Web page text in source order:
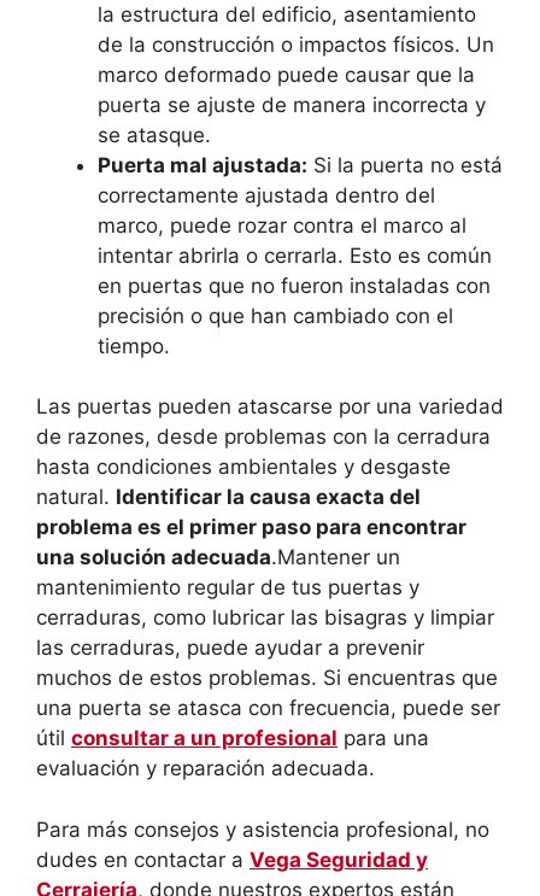
la estructura del edificio, asentamiento
de la construcción o impactos físicos. Un
marco deformado puede causar que la
puerta se ajuste de manera incorrecta y
se atasque.
Puerta mal ajustada: Si la puerta no está
correctamente ajustada dentro del
marco, puede rozar contra el marco al
intentar abrirla o cerrarla. Esto es común
en puertas que no fueron instaladas con
precisión o que han cambiado con el
tiempo.
Las puertas pueden atascarse por una variedad
de razones, desde problemas con la cerradura
hasta condiciones ambientales y desgaste
natural. Identificar la causa exacta del
problema es el primer paso para encontrar
una solución adecuada.Mantener un
mantenimiento regular de tus puertas y
cerraduras, como lubricar las bisagras y limpiar
las cerraduras, puede ayudar a prevenir
muchos de estos problemas. Si encuentras que
una puerta se atasca con frecuencia, puede ser
útil consultar a un profesional para una
evaluación y reparación adecuada.
Para más consejos y asistencia profesional, no
dudes en contactar a Vega Seguridad y
Cerrajería, donde nuestros expertos están